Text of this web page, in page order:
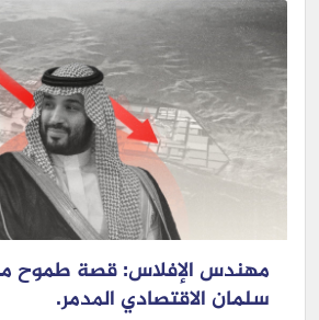
مهندس الإفلاس: قصة طموح
سلمان الاقتصادي المدمر.